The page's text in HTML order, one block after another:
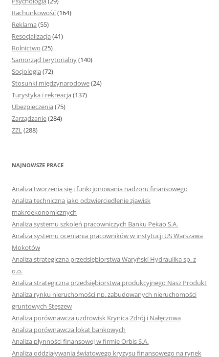
Rachunkowość(164)
Reklama (55)
Resocjalizacja (41)
Rolnictwo (25)
Samorząd terytorialny(140)
Socjologia (72)
Stosunki międzynarodowe(24)
Turystyka i rekreacja (137)
Ubezpieczenia (75)
Zarządzanie(284)
ZZL(288)
NAJNOWSZE PRACE
Analiza tworzenia się i funkcjonowania nadzoru finansowego
Analiza techniczna jako odzwierciedlenie zjawisk
makroekonomicznych
Analiza systemu szkoleń pracowniczych Banku Pekao S.A.
Analiza systemu oceniania pracowników w instytucji US Warszawa
Mokotów
Analiza strategiczna przedsiębiorstwa Waryński Hydraulika sp. z
o.o.
Analiza strategiczna przedsiębiorstwa produkcyjnego Nasz Produkt
Analiza rynku nieruchomości np. zabudowanych nieruchomości
gruntowych Stęszew
Analiza porównawcza uzdrowisk Krynica Zdrój i Nałęczowa
Analiza porównawcza lokat bankowych
Analiza płynności finansowej w firmie Orbis S.A.
Analiza oddziaływania światowego kryzysu finansowego na rynek